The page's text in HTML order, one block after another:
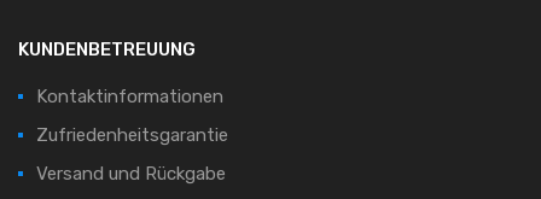
KUNDENBETREUUNG
Kontaktinformationen
Zufriedenheitsgarantie
Versand und Rückgabe